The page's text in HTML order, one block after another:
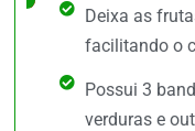
Deixa as
facilitando o
Possui 3
verduras e